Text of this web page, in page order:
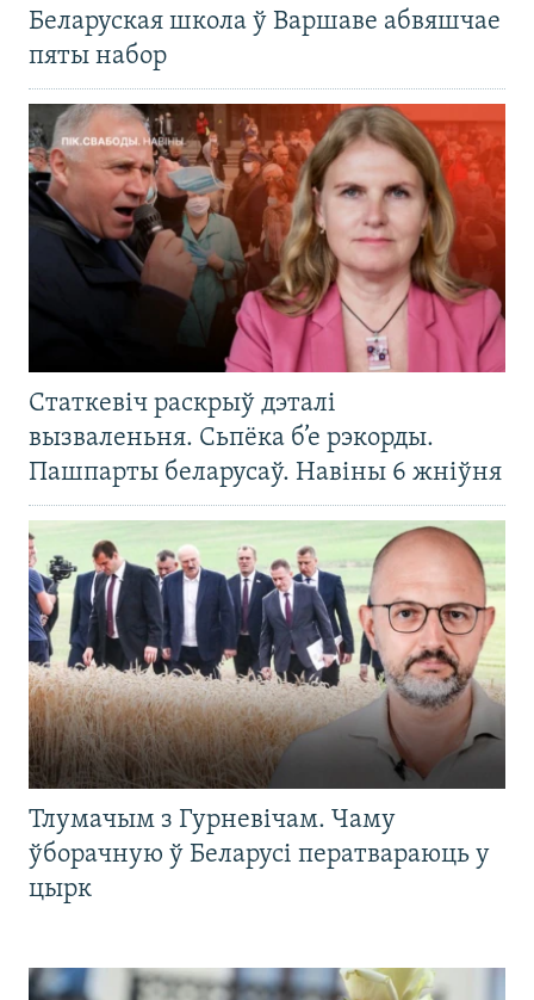
Беларуская школа ў Варшаве абвяшчае
пяты набор
Статкевіч раскрыў дэталі
вызваленьня. Сьпёка б’е рэкорды.
Пашпарты беларусаў. Навіны 6 жніўня
Тлумачым з Гурневічам. Чаму
ўборачную ў Беларусі ператвараюць у
цырк